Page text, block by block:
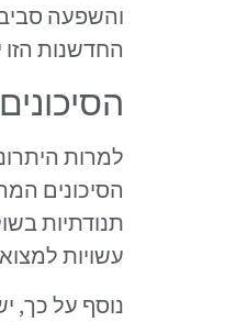
והשפעה
החדשנות הזו
למרות
הסיכונים
תנודתיות
עשויות
נוסף על כך,